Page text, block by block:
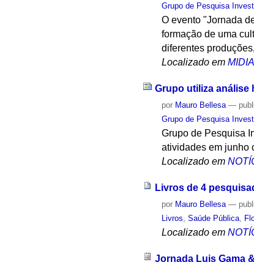
Grupo de Pesquisa
O evento "Jornada
formação de uma
diferentes
Localizado em
Grupo utiliza análise
por Mauro Bellesa —
Grupo de Pesquisa
Grupo de Pesquisa
atividades em junho
Localizado em
Livros de 4
por Mauro Bellesa —
Livros ,Saúde Pública
Localizado em
Jornada Luis Gama